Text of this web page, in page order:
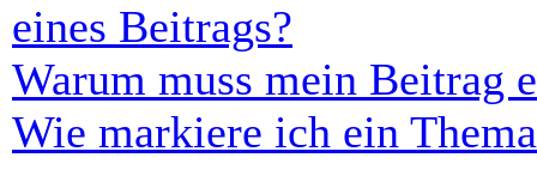
eines Beitrags?
Warum muss mein Beitrag
Wie markiere ich ein